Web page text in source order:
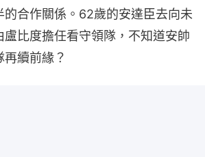
的合作關係。62歲的安達臣去向未
盧比度擔任看守領隊，不知道安帥
續前緣？